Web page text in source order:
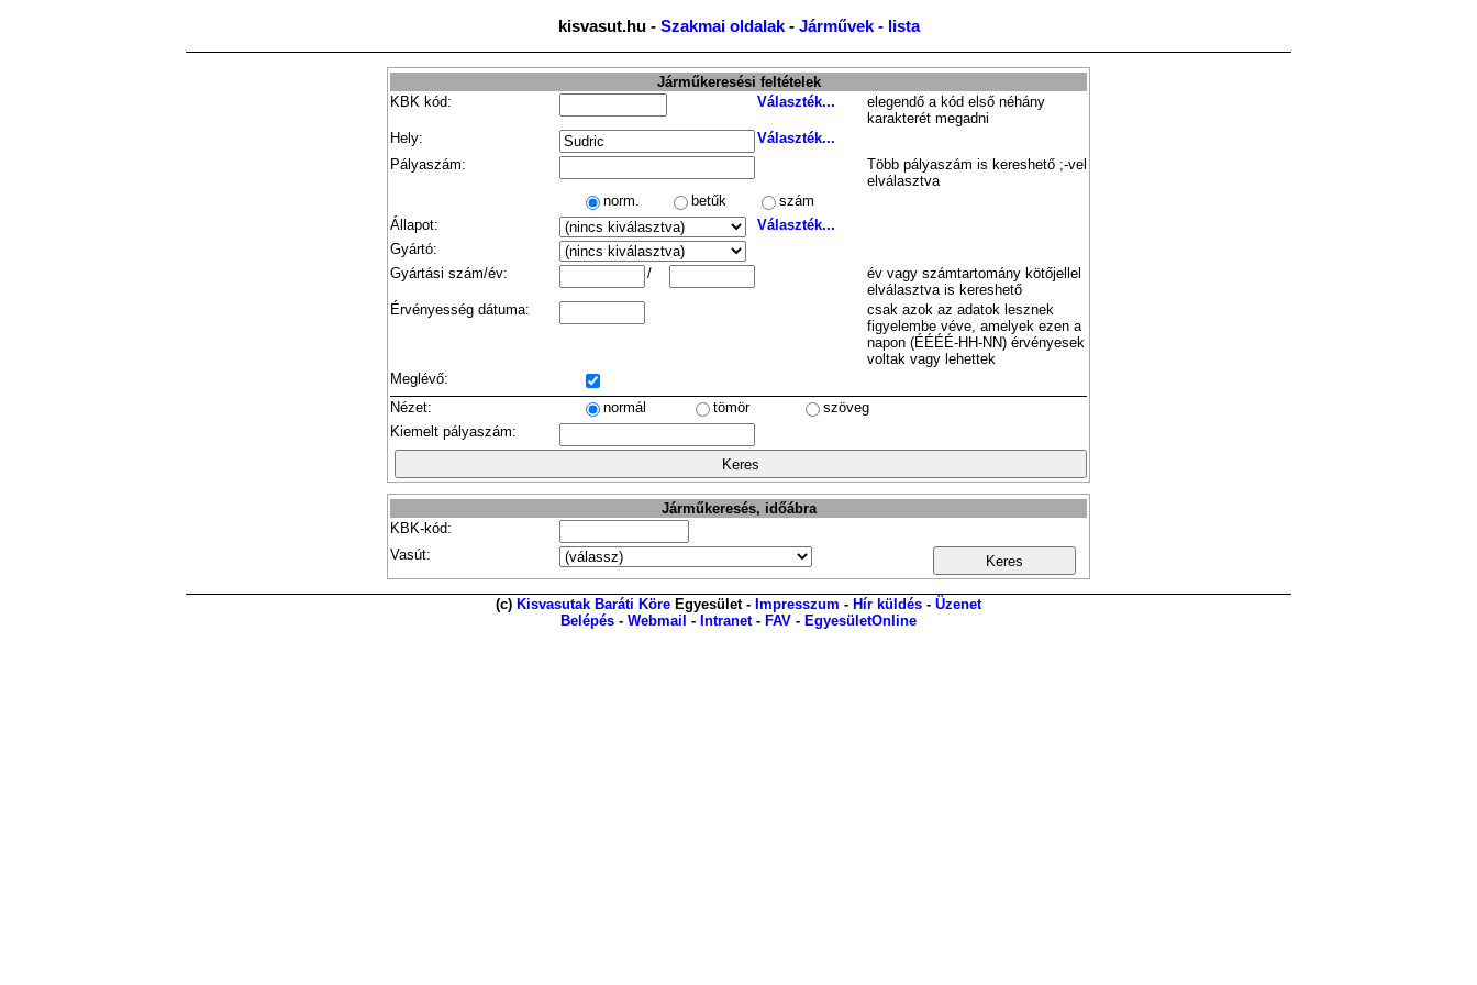
kisvasut.hu - Szakmai oldalak- Járművek - lista
Járműkeresési feltételek
KBK kód:
Választék...
elegendő a kód első néhány
karakterét megadni
Hely:
Választék...
Pályaszám:
Több pályaszám is kereshető ;-vel
elválasztva
norm.
betűk
szám
Állapot:
Választék...
Gyártó:
Gyártási szám/év:
/
év vagy számtartomány kötőjellel
elválasztva is kereshető
Érvényesség dátuma:
csak azok az adatok lesznek
figyelembe véve, amelyek ezen a
napon (ÉÉÉÉ-HH-NN) érvényesek
voltak vagy lehettek
Meglévő:
Nézet:
normál tömör
szöveg
Kiemelt pályaszám:
Járműkeresés, időábra
KBK-kód:
Vasút:
(c) Kisvasutak Baráti Köre Egyesület - Impresszum - Hír küldés - Üzenet
Belépés - Webmail - Intranet- FAV - EgyesületOnline